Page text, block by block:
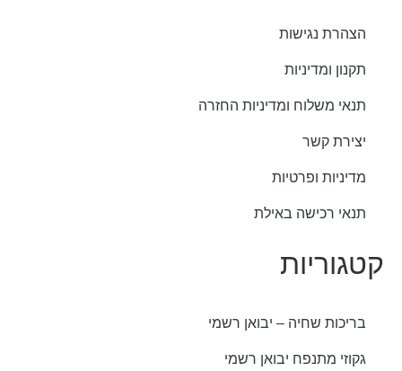
הצהרת נגישות
תקנון ומדיניות
תנאי משלוח ומדיניות החזרה
יצירת קשר
מדיניות ופרטיות
תנאי רכישה באילת
קטגוריות
בריכות שחיה – יבואן רשמי
גקוזי מתנפח יבואן רשמי